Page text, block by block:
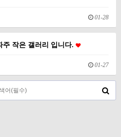
01-28
작은 갤러리 입니다.
01-27